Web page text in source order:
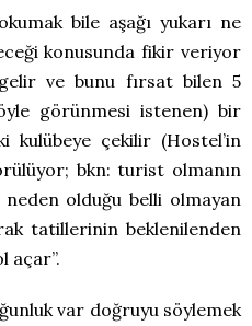
bile aşağı yukarı ne
konusunda fikir veriyor
ve bunu fırsat bilen 5
görünmesi istenen) bir
kulübeye çekilir (Hostel’in
bkn: turist olmanın
olduğu belli olmayan
tatillerinin beklenilenden
açar”.
var doğruyu söylemek